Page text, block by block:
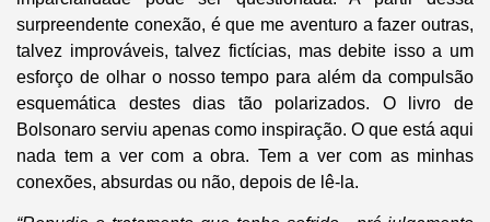
surpreendente conexão, é que me aventuro a fazer outras,
talvez improváveis, talvez fictícias, mas debite isso a um
esforço de olhar o nosso tempo para além da compulsão
esquemática destes dias tão polarizados. O livro de
Bolsonaro serviu apenas como inspiração. O que está aqui
nada tem a ver com a obra. Tem a ver com as minhas
conexões, absurdas ou não, depois de lê-la.